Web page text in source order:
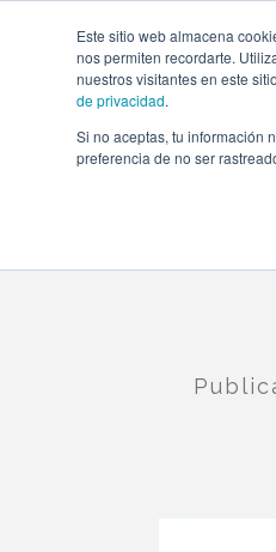
Este sitio web almacena
nos permiten recordarte.
nuestros visitantes en este
de privacidad.
Si no aceptas, tu información
preferencia de no ser
Nuestros eventos»Un baby shower